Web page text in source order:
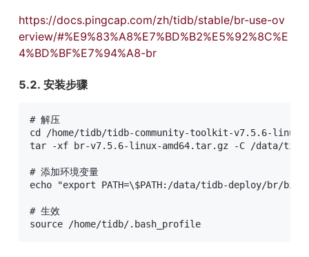
https://docs.pingcap.com/zh/tidb/stable/br-use-ov
erview/#%E9%83%A8%E7%BD%B2%E5%92%8C%E
4%BD%BF%E7%94%A8-br
5.2. 安装步骤
# 解压
cd /home/tidb/tidb-community-toolkit-v7.5.6-linux-
tar -xf br-v7.5.6-linux-amd64.tar.gz -C /data/
# 添加环境变量
echo "export PATH=\$PATH:/data/tidb-deploy/br/
# ⽣效
source /home/tidb/.bash_profile